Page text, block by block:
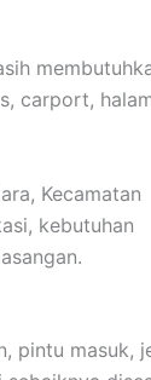
carport,
Kecamatan
kebutuhan
pintu masuk,